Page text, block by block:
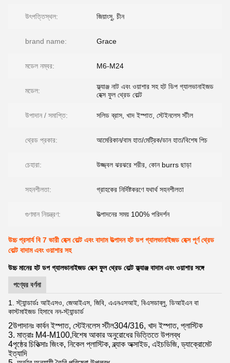
উৎপত্তিস্থল: জিয়াংসু, চীন
brand name: Grace
মডেল নম্বর: M6-M24
মডেল:
ফ্ল্যাঞ্জ নাট এবং ওয়াশার সহ হট ডিপ গ্যালভানাইজড
হেক্স ফুল থ্রেড বোল্ট
উপাদান / সমাপ্তি: সলিড ব্রাস, খাদ ইস্পাত, স্টেইনলেস স্টীল
থ্রেড প্রকার: আমেরিকান/বাম হাত/মেট্রিক/ডান হাত/বিশেষ পিচ
চেহারা: উজ্জ্বল ঝরঝরে শরীর, কোন burrs ছাড়া
সহনশীলতা: গ্রাহকের নির্দিষ্টকরণে যথার্থ সহনশীলতা
গুণমান নিয়ন্ত্রণ: উত্পাদনের সময় 100% পরিদর্শন
উচ্চ প্রসার্য বি 7 ভারী হেক্স বোল্ট এবং বাদাম উত্পাদন হট ডপ গ্যালভানাইজড হেক্স পূর্ণ থ্রেড
বোল্ট বাদাম এবং ওয়াশার সহ
উচ্চ মানের হট ডপ গ্যালভানাইজড হেক্স ফুল থ্রেড বোল্ট ফ্ল্যাঞ্জ বাদাম এবং ওয়াশার সঙ্গে
পণ্যের বর্ণনা
1. স্ট্যান্ডার্ডঃ আইএসও, জেআইএস, জিবি, এএনএসআই, বিএসডাব্লু, ডিআইএন বা
কাস্টমাইজড হিসাবে নন-স্ট্যান্ডার্ড
2উপাদানঃ কার্বন ইস্পাত, স্টেইনলেস স্টীল304/316, খাদ ইস্পাত, প্লাস্টিক
3. মাত্রাঃ M4-M100,বিশেষ আকার অনুরোধের ভিত্তিতে উপলব্ধ
4পৃষ্ঠের চিকিত্সাঃ জিংক, নিকেল প্লাস্টিক, ব্ল্যাক অক্সাইড, এইচডিজি, ড্যাক্রোমেট
ইত্যাদি